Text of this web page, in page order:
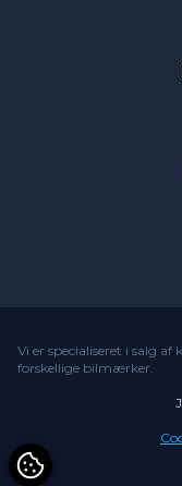
nøglefri
Vi er specialiseret i salg
forskellige bilmærker.